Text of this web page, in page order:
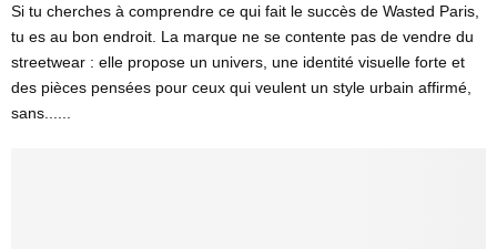
Si tu cherches à comprendre ce qui fait le succès de Wasted Paris,
tu es au bon endroit. La marque ne se contente pas de vendre du
streetwear : elle propose un univers, une identité visuelle forte et
des pièces pensées pour ceux qui veulent un style urbain affirmé,
sans......